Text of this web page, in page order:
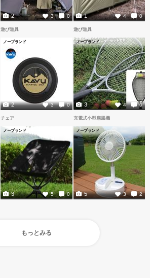
3 0
2 4 0
1
遊び道具
ノーブランド
3 0
2
遊び道具
ノーブランド
4 0
3
チェア
ノーブランド
5 0
3
充電式小型扇風機
ノーブランド
3 2
5
もっとみる